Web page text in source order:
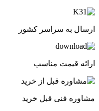
ارسال به سراسر کشور
ارائه قیمت مناسب
مشاوره فنی قبل خرید